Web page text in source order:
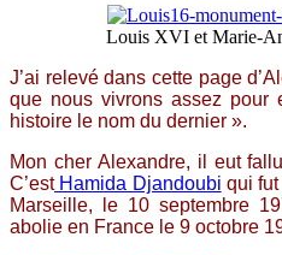
Louis XVI et Marie-
J’ai relevé dans cette page
que nous vivrons assez pour
histoire le nom du dernier ».
Mon cher Alexandre, il eut
C’estHamida Djandoubi qui
Marseille, le 10 septembre
abolie en France le 9 octobre